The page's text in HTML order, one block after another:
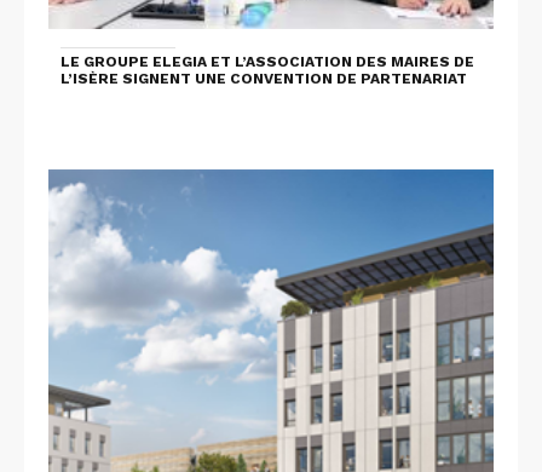
LE GROUPE ELEGIA ET L’ASSOCIATION DES MAIRES DE
L’ISÈRE SIGNENT UNE CONVENTION DE PARTENARIAT